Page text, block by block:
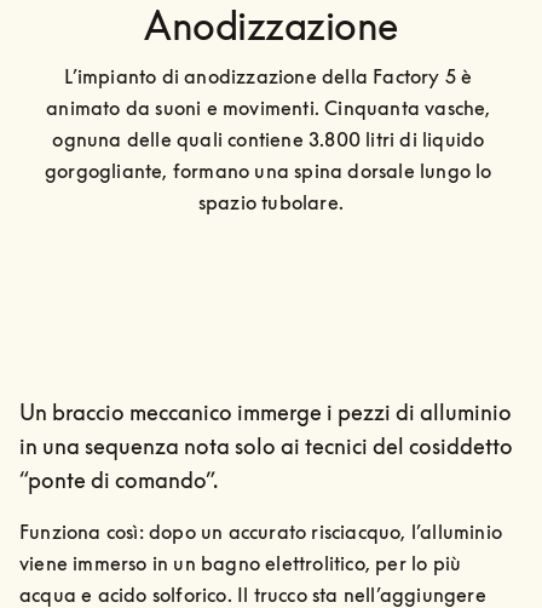
Anodizzazione
L’impianto di anodizzazione della Factory 5 è
animato da suoni e movimenti. Cinquanta vasche,
ognuna delle quali contiene 3.800 litri di liquido
gorgogliante, formano una spina dorsale lungo lo
spazio tubolare.
Un braccio meccanico immerge i pezzi di alluminio
in una sequenza nota solo ai tecnici del cosiddetto
“ponte di comando”.
Funziona così: dopo un accurato risciacquo, l’alluminio
viene immerso in un bagno elettrolitico, per lo più
acqua e acido solforico. Il trucco sta nell’aggiungere